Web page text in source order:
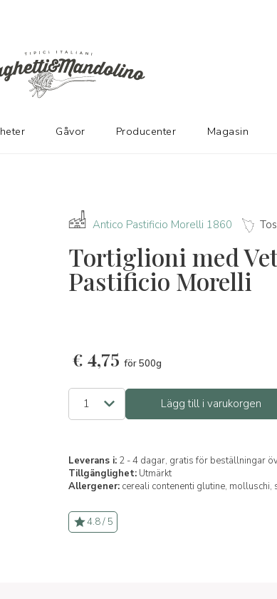
Antico Pastificio Morelli 1860
Tortiglioni med
Pastificio Morelli
€ 4,75 för 500g
Lägg till i varukorgen
Leverans i: 2 - 4 dagar, gratis för beställningar
Tillgänglighet: Utmärkt
Allergener: cereali contenenti glutine, molluschi,
4.8 / 5
Gåvor Producenter Magasin